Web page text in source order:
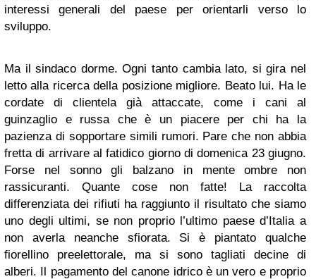
interessi generali del paese per orientarli verso lo
sviluppo.
Ma il sindaco dorme. Ogni tanto cambia lato, si gira nel
letto alla ricerca della posizione migliore. Beato lui. Ha le
cordate di clientela già attaccate, come i cani al
guinzaglio e russa che è un piacere per chi ha la
pazienza di sopportare simili rumori. Pare che non abbia
fretta di arrivare al fatidico giorno di domenica 23 giugno.
Forse nel sonno gli balzano in mente ombre non
rassicuranti. Quante cose non fatte! La raccolta
differenziata dei rifiuti ha raggiunto il risultato che siamo
uno degli ultimi, se non proprio l’ultimo paese d’Italia a
non averla neanche sfiorata. Si è piantato qualche
fiorellino preelettorale, ma si sono tagliati decine di
alberi. Il pagamento del canone idrico è un vero e proprio